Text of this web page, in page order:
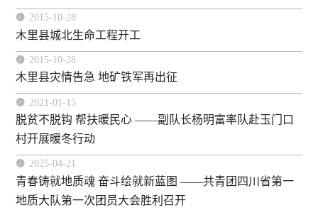
 2015-10-28
木里县城北生命工程开工
 2015-10-28
木里县灾情告急 地矿铁军再出征
 2021-01-15
脱贫不脱钩 帮扶暖民心 ——副队长杨明富率队赴玉门口
村开展暖冬行动
 2025-04-21
青春铸就地质魂 奋斗绘就新蓝图 ——共青团四川省第一
地质大队第一次团员大会胜利召开